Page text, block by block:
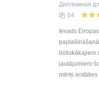
Дипломная
64
Ievads
būtiskākajiem
jautājumiem
mērķi